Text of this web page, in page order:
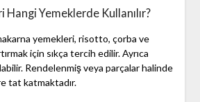
Hangi Yemeklerde Kullanılır?
yemekleri, risotto, çorba ve
için sıkça tercih edilir. Ayrıca
Rendelenmiş veya parçalar halinde
tat katmaktadır.